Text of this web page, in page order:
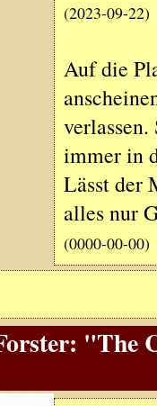
(2023-09-22)
Auf die
immer in
Lässt der
alles nur
(0000-00-00)
"The